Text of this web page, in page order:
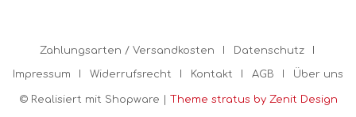
Zahlungsarten / Versandkosten Datenschutz
Impressum Widerrufsrecht Kontakt AGB Über uns
© Realisiert mit Shopware | Theme stratus by Zenit Design